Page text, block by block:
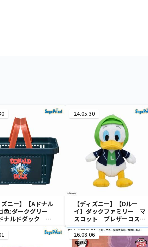
ズニー】【Aドナル
色:ダークグリー
ナルドダック ミ
24.05.30
【ディズニー】【Dルー
イ】ダックファミリー マ
スコット ブレザーコスチ
ューム
26.08.06